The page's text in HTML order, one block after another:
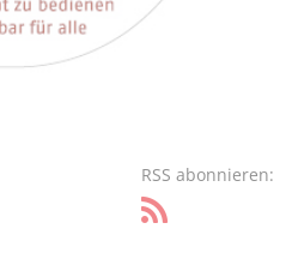
RSS abonnieren: